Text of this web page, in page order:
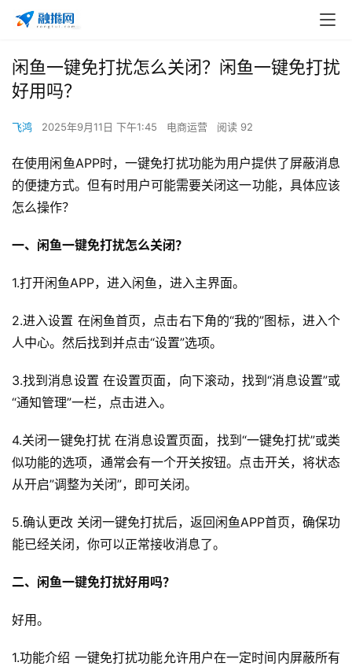
闲鱼一键免打扰怎么关闭？闲鱼一键免打扰
好用吗？
飞鸿 2025年9月11日 下午1:45 电商运营 阅读 92
在使用闲鱼APP时，一键免打扰功能为用户提供了屏蔽消息
的便捷方式。但有时用户可能需要关闭这一功能，具体应该
怎么操作？
一、闲鱼一键免打扰怎么关闭？
1.打开闲鱼APP，进入闲鱼，进入主界面。
2.进入设置 在闲鱼首页，点击右下角的“我的”图标，进入个
人中心。然后找到并点击“设置”选项。
3.找到消息设置 在设置页面，向下滚动，找到“消息设置”或
“通知管理”一栏，点击进入。
4.关闭一键免打扰 在消息设置页面，找到“一键免打扰”或类
似功能的选项，通常会有一个开关按钮。点击开关，将状态
从开启”调整为关闭”，即可关闭。
5.确认更改 关闭一键免打扰后，返回闲鱼APP首页，确保功
能已经关闭，你可以正常接收消息了。
二、闲鱼一键免打扰好用吗？
好用。
1.功能介绍 一键免打扰功能允许用户在一定时间内屏蔽所有